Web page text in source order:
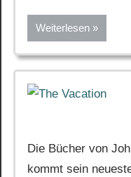
Weiterlesen
Die Bücher von
kommt sein